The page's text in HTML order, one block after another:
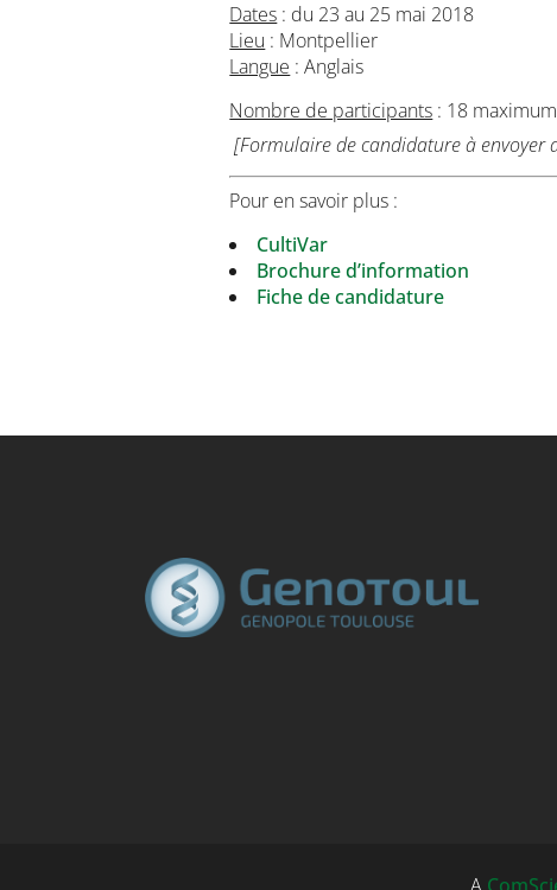
Dates : du 23 au 25 mai 2018
Lieu : Montpellier
Langue : Anglais
Nombre de participants : 18 maximum
[Formulaire de candidature à envoyer
Pour en savoir plus :
CultiVar
Brochure d’information
Fiche de candidature